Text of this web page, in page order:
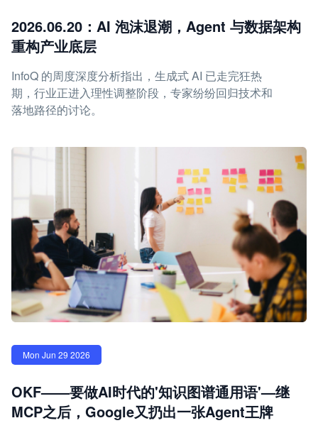
2026.06.20：AI 泡沫退潮，Agent 与数据架构
重构产业底层
InfoQ 的周度深度分析指出，生成式 AI 已走完狂热
期，行业正进入理性调整阶段，专家纷纷回归技术和
落地路径的讨论。
Mon Jun 29 2026
OKF——要做AI时代的'知识图谱通用语'—继
MCP之后，Google又扔出一张Agent王牌